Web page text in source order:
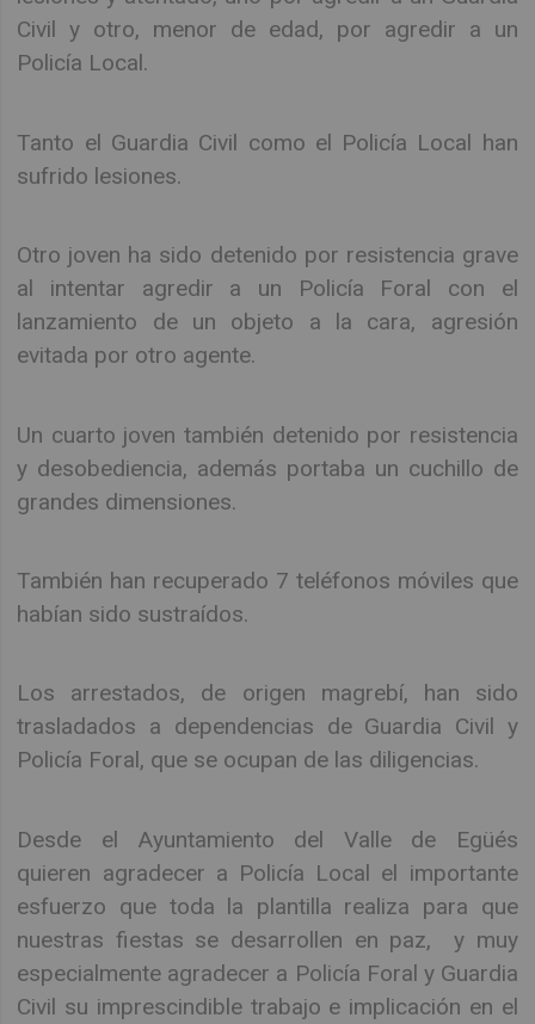
Civil y otro, menor de edad, por agredir a un
Policía Local.
Tanto el Guardia Civil como el Policía Local han
sufrido lesiones.
Otro joven ha sido detenido por resistencia grave
al intentar agredir a un Policía Foral con el
lanzamiento de un objeto a la cara, agresión
evitada por otro agente.
Un cuarto joven también detenido por resistencia
y desobediencia, además portaba un cuchillo de
grandes dimensiones.
También han recuperado 7 teléfonos móviles que
habían sido sustraídos.
Los arrestados, de origen magrebí, han sido
trasladados a dependencias de Guardia Civil y
Policía Foral, que se ocupan de las diligencias.
Desde el Ayuntamiento del Valle de Egüés
quieren agradecer a Policía Local el importante
esfuerzo que toda la plantilla realiza para que
nuestras fiestas se desarrollen en paz, y muy
especialmente agradecer a Policía Foral y Guardia
Civil su imprescindible trabajo e implicación en el